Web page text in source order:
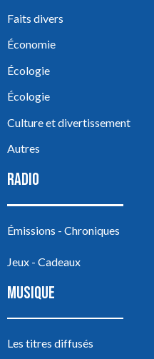
Faits divers
Économie
Écologie
Écologie
Culture et divertissement
Autres
RADIO
Émissions - Chroniques
Jeux - Cadeaux
MUSIQUE
Les titres diffusés